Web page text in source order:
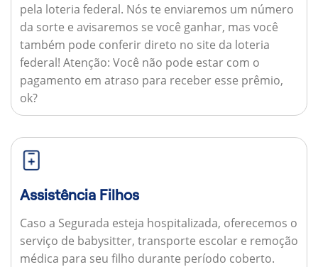
pela loteria federal. Nós te enviaremos um número
da sorte e avisaremos se você ganhar, mas você
também pode conferir direto no site da loteria
federal! Atenção: Você não pode estar com o
pagamento em atraso para receber esse prêmio,
ok?
Assistência Filhos
Caso a Segurada esteja hospitalizada, oferecemos o
serviço de babysitter, transporte escolar e remoção
médica para seu filho durante período coberto.